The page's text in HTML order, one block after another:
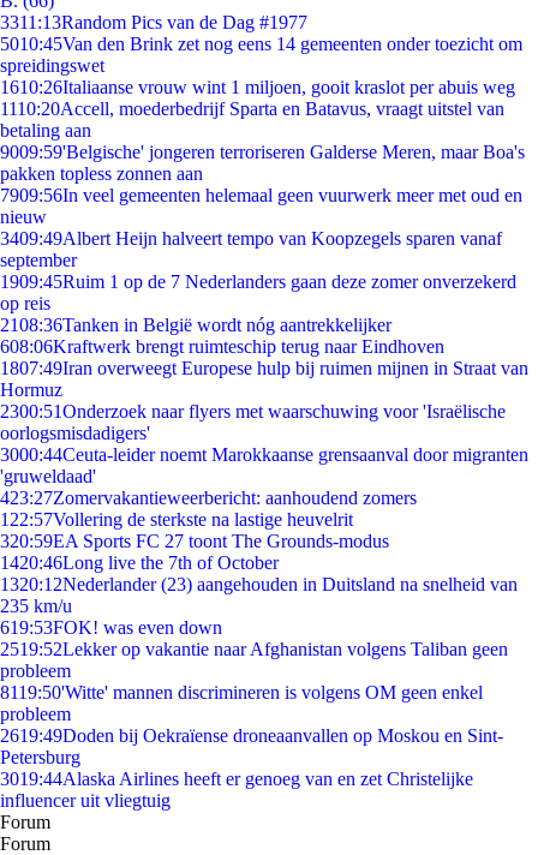
3311:13Random Pics van de Dag #1977
5010:45Van den Brink zet nog eens 14 gemeenten onder toezicht om
spreidingswet
1610:26Italiaanse vrouw wint 1 miljoen, gooit kraslot per abuis weg
1110:20Accell, moederbedrijf Sparta en Batavus, vraagt uitstel van
betaling aan
9009:59'Belgische' jongeren terroriseren Galderse Meren, maar Boa's
pakken topless zonnen aan
7909:56In veel gemeenten helemaal geen vuurwerk meer met oud en
nieuw
3409:49Albert Heijn halveert tempo van Koopzegels sparen vanaf
september
1909:45Ruim 1 op de 7 Nederlanders gaan deze zomer onverzekerd
op reis
2108:36Tanken in België wordt nóg aantrekkelijker
608:06Kraftwerk brengt ruimteschip terug naar Eindhoven
1807:49Iran overweegt Europese hulp bij ruimen mijnen in Straat van
Hormuz
2300:51Onderzoek naar flyers met waarschuwing voor 'Israëlische
oorlogsmisdadigers'
3000:44Ceuta-leider noemt Marokkaanse grensaanval door migranten
'gruweldaad'
423:27Zomervakantieweerbericht: aanhoudend zomers
1 22:57Vollering de sterkste na lastige heuvelrit
320:59EA Sports FC 27 toont The Grounds-modus
1420:46Long live the 7th of October
1320:12Nederlander (23) aangehouden in Duitsland na snelheid van
235 km/u
619:53FOK! was even down
2519:52Lekker op vakantie naar Afghanistan volgens Taliban geen
probleem
8119:50'Witte' mannen discrimineren is volgens OM geen enkel
probleem
2619:49Doden bij Oekraïense droneaanvallen op Moskou en Sint-
Petersburg
3019:44Alaska Airlines heeft er genoeg van en zet Christelijke
influencer uit vliegtuig
Forum
Forum